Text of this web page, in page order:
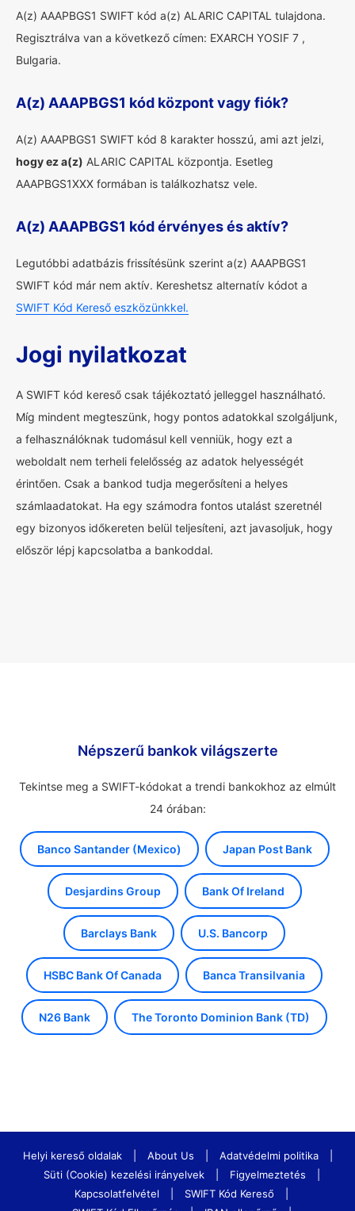
A(z) AAAPBGS1 SWIFT kód a(z) ALARIC CAPITAL tulajdona.
Regisztrálva van a következő címen: EXARCH YOSIF 7 ,
Bulgaria.
A(z) AAAPBGS1 kód központ vagy fiók?
A(z) AAAPBGS1 SWIFT kód 8 karakter hosszú, ami azt jelzi,
hogy ez a(z) ALARIC CAPITAL központja. Esetleg
AAAPBGS1XXX formában is találkozhatsz vele.
A(z) AAAPBGS1 kód érvényes és aktív?
Legutóbbi adatbázis frissítésünk szerint a(z) AAAPBGS1
SWIFT kód már nem aktív. Kereshetsz alternatív kódot a
SWIFT Kód Kereső eszközünkkel.
Jogi nyilatkozat
A SWIFT kód kereső csak tájékoztató jelleggel használható.
Míg mindent megteszünk, hogy pontos adatokkal szolgáljunk,
a felhasználóknak tudomásul kell venniük, hogy ezt a
weboldalt nem terheli felelősség az adatok helyességét
érintően. Csak a bankod tudja megerősíteni a helyes
számlaadatokat. Ha egy számodra fontos utalást szeretnél
egy bizonyos időkereten belül teljesíteni, azt javasoljuk, hogy
először lépj kapcsolatba a bankoddal.
Népszerű bankok világszerte
Tekintse meg a SWIFT-kódokat a trendi bankokhoz az elmúlt
24 órában:
Banco Santander (Mexico) Japan Post Bank
Desjardins Group Bank Of Ireland
Barclays Bank U.S. Bancorp
HSBC Bank Of Canada Banca Transilvania
N26 Bank The Toronto Dominion Bank (TD)
Helyi kereső oldalak About Us Adatvédelmi politika
Süti (Cookie) kezelési irányelvek
Figyelmeztetés
Kapcsolatfelvétel
SWIFT Kód Kereső